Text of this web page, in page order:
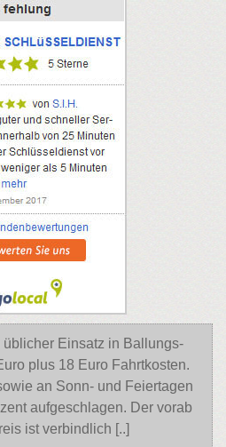
üblicher Einsatz in Ballungs-
plus 18 Euro Fahrtkosten.
an Sonn- und Feiertagen
aufgeschlagen. Der vorab
ist verbindlich [..]